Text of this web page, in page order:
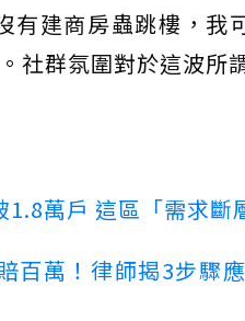
有建商房蟲跳樓，我
社群氛圍對於這波所
萬戶 這區「需求斷
百萬！律師揭3步驟